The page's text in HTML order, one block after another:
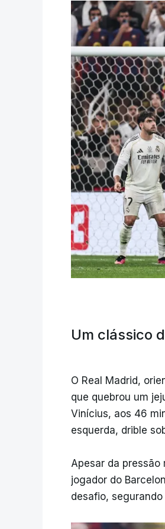
Um clássico
O Real Madrid,
que quebrou um
Vinícius, aos 46
esquerda, drible
Apesar da
jogador do
desafio,